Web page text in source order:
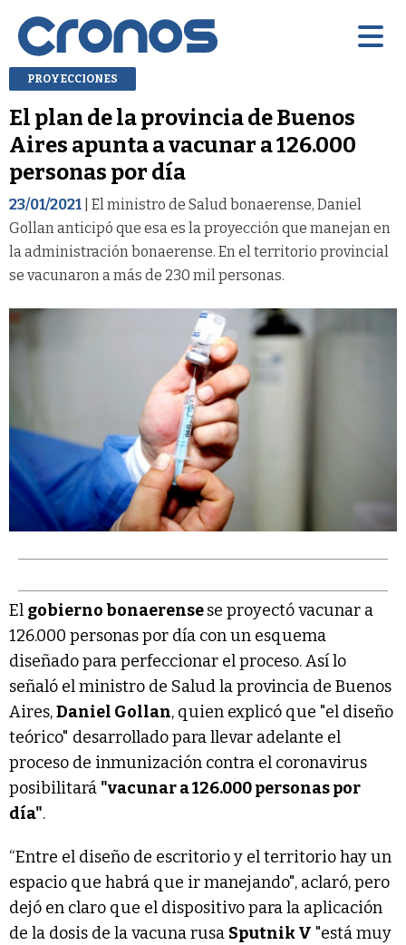
PROYECCIONES
El plan de la provincia de Buenos
Aires apunta a vacunar a 126.000
personas por día
23/01/2021 | El ministro de Salud bonaerense, Daniel
Gollan anticipó que esa es la proyección que manejan en
la administración bonaerense. En el territorio provincial
se vacunaron a más de 230 mil personas.
El gobierno bonaerensese proyectó vacunar a
126.000 personas por día con un esquema
diseñado para perfeccionar el proceso. Así lo
señaló el ministro de Salud la provincia de Buenos
Aires,Daniel Gollan, quien explicó que "el diseño
teórico" desarrollado para llevar adelante el
proceso de inmunización contra el coronavirus
posibilitará "vacunar a 126.000 personas por
día".
“Entre el diseño de escritorio y el territorio hay un
espacio que habrá que ir manejando", aclaró, pero
dejó en claro que el dispositivo para la aplicación
de la dosis de la vacuna rusa Sputnik V "está muy